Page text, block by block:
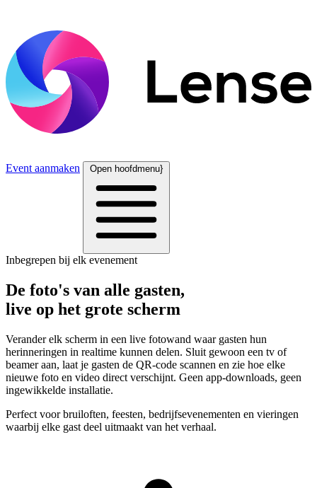
Event aanmaken Open hoofdmenu}
Inbegrepen bij elk evenement
De foto's van alle gasten,
live op het grote scherm
Verander elk scherm in een live fotowand waar gasten hun
herinneringen in realtime kunnen delen. Sluit gewoon een tv of
beamer aan, laat je gasten de QR-code scannen en zie hoe elke
nieuwe foto en video direct verschijnt. Geen app-downloads, geen
ingewikkelde installatie.
Perfect voor bruiloften, feesten, bedrijfsevenementen en vieringen
waarbij elke gast deel uitmaakt van het verhaal.